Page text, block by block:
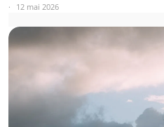
12 mai 2026